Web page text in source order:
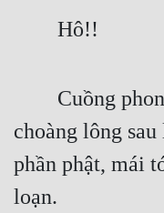
Truyện Nhập Môn
Xa Lộ Dịch
Cung Đấu
Cạnh Kỹ
Hô!!
Cuồng
choàng lông
phần phật, mái
loạn.